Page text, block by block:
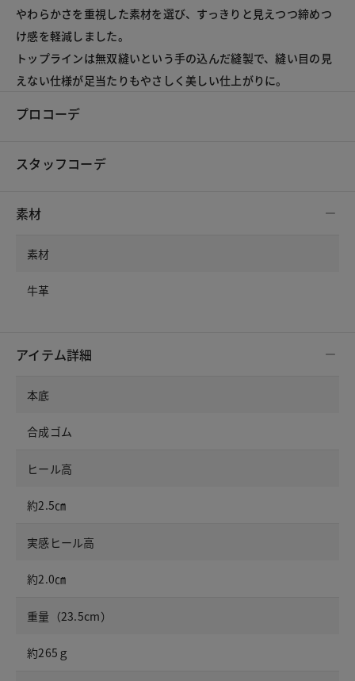
やわらかさを重視した素材を選び、すっきりと見えつつ締めつ
け感を軽減しました。
トップラインは無双縫いという手の込んだ縫製で、縫い目の見
プロコーデ
スタッフコーデ
素材
素材
牛革
アイテム詳細
本底
合成ゴム
ヒール高
約2.5㎝
実感ヒール高
約2.0㎝
重量（23.5cm）
約265ｇ